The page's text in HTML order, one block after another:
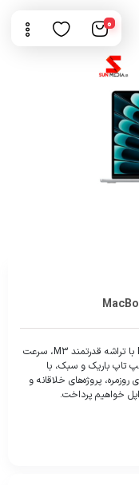
0
لپ تاپ اپل 15 اینچ MacBook Air 15 MXD23 LLA با تراشه قدرتمند M3، سرعت
‌تاپ باریک و سبک، با
روزمره، پروژه‌های خلاقانه و
خواهیم پرداخت.